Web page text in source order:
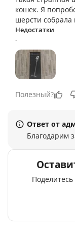
кошек. Я
шерсти
ещё и кошку))))
пылесосами
Недостатки
-
Полезный?
Ответ от
Благодарим